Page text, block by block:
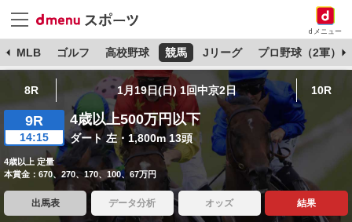
dメニュー
MLB ゴルフ 高校野球 競馬 Jリーグ プロ野球（2軍）
8R 1月19日(日) 1回中京2日 10R
9R
14:15
4歳以上500万円以下
ダート 左・1,800m 13頭
4歳以上 定量
本賞金：670、270、170、100、67万円
出馬表 データ分析 オッズ 結果